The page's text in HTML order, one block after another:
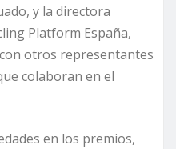
y la directora
Platform España,
otros representantes
colaboran en el
en los premios,